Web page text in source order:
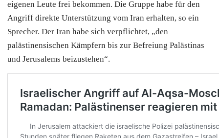
eigenen Leute frei bekommen. Die Gruppe habe für den
Angriff direkte Unterstützung vom Iran erhalten, so ein
Sprecher. Der Iran habe sich verpflichtet, „den
palästinensischen Kämpfern bis zur Befreiung Palästinas
und Jerusalems beizustehen“.